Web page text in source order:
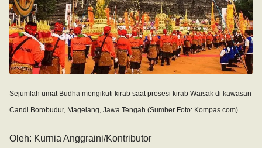
Sejumlah umat Budha mengikuti kirab saat prosesi kirab Waisak di kawasan
Candi Borobudur, Magelang, Jawa Tengah (Sumber Foto: Kompas.com).
Oleh: Kurnia Anggraini/Kontributor